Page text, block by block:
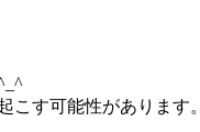
す可能性があります。